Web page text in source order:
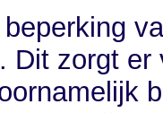
beperking
Dit zorgt er